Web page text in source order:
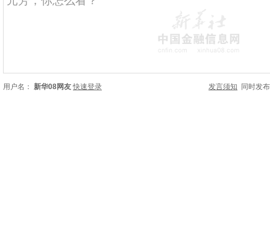
用户名： 新华08网友 快速登录 发言须知 同时发